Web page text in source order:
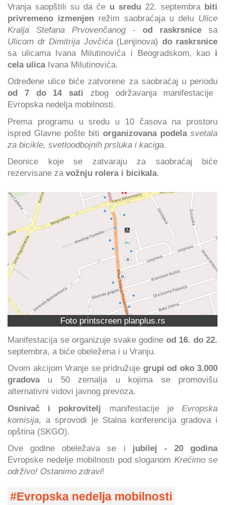
Vranja saopštili su da će u sredu 22. septembra biti
privremeno izmenjenrežim saobraćaja u delu Ulice
Kralja Stefana Prvovenčanog- od raskrsnice sa
Ulicom dr Dimitrija Jovčića(Lenjinova) do raskrsnice
sa ulicama Ivana Milutinovića i Beogradskom, kao i
cela ulicaIvana Milutinovića.
Određene ulice biće zatvorene za saobraćaj u periodu
od 7 do 14 sati zbog održavanja manifestacije
Evropska nedelja mobilnosti.
Prema programu u sredu u 10 časova na prostoru
ispred Glavne pošte biti organizovana podela svetala
za bicikle, svetloodbojnih prsluka i kaciga.
Deonice koje se zatvaraju za saobraćaj biće
rezervisane za vožnju rolera i bicikala.
Foto printscreen planplus.rs
Manifestacija se organizuje svake godine od 16. do 22.
septembra, a biće obeležena i u Vranju.
Ovom akcijom Vranje se pridružuje grupi od oko 3.000
gradovau 50 zemalja u kojima se promovišu
alternativni vidovi javnog prevoza.
Osnivač i pokrovitelj manifestacije jeEvropska
komisija, a sprovodi je Stalna konferencija gradova i
opština (SKGO).
Ove godine obeležava se i jubilej - 20 godina
Evropske nedelje mobilnosti pod sloganom Krećimo se
održivo! Ostanimo zdravi!
Evropska nedelja mobilnosti